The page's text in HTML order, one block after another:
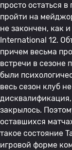
просто остаться
пройти на
не закончен, как
International 12.
причем весьма
встречи в сезоне
были
весь сезон клуб
закрылось.
оставшихся
такое состояние
игровой форме